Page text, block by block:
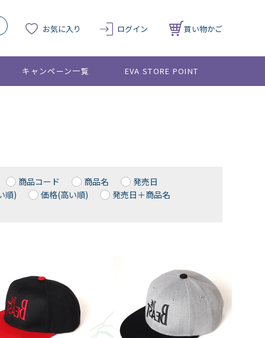
お気に入り ログイン 買い物かご
キャンペーン一覧 EVA STORE POINT
商品コード 商品名
発売日
順)
価格(高い順) 発売日＋商品名